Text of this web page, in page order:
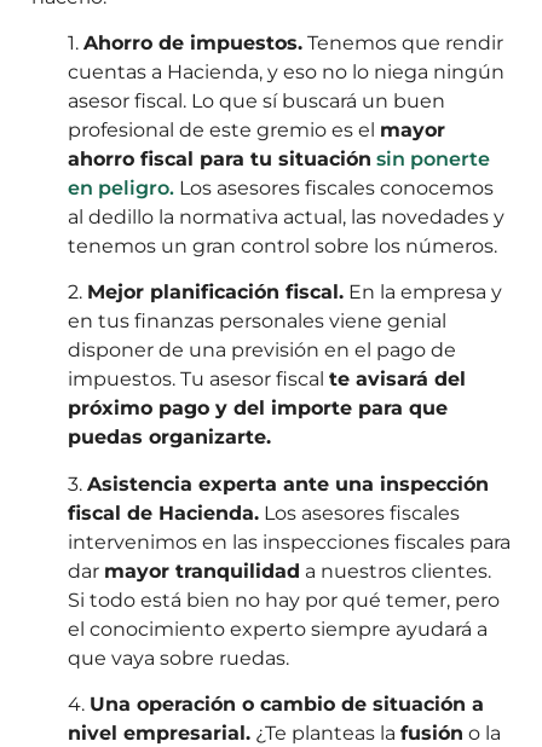
1. Ahorro de impuestos. Tenemos que rendir
cuentas a Hacienda, y eso no lo niega ningún
asesor fiscal. Lo que sí buscará un buen
profesional de este gremio es el mayor
ahorro fiscal para tu situación sin ponerte
en peligro. Los asesores fiscales conocemos
al dedillo la normativa actual, las novedades y
tenemos un gran control sobre los números.
2. Mejor planificación fiscal. En la empresa y
en tus finanzas personales viene genial
disponer de una previsión en el pago de
impuestos. Tu asesor fiscal te avisará del
próximo pago y del importe para que
puedas organizarte.
3. Asistencia experta ante una inspección
fiscal de Hacienda. Los asesores fiscales
intervenimos en las inspecciones fiscales para
dar mayor tranquilidad a nuestros clientes.
Si todo está bien no hay por qué temer, pero
el conocimiento experto siempre ayudará a
que vaya sobre ruedas.
4. Una operación o cambio de situación a
nivel empresarial. ¿Te planteas la fusión o la